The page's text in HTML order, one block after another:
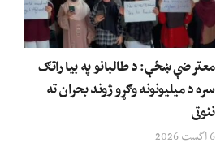
معترضې ښځې: د طالبانو په بیا راتګ
سره د میلیونونه وګړو ژوند بحران ته
ننوتی
6 اگست 2026